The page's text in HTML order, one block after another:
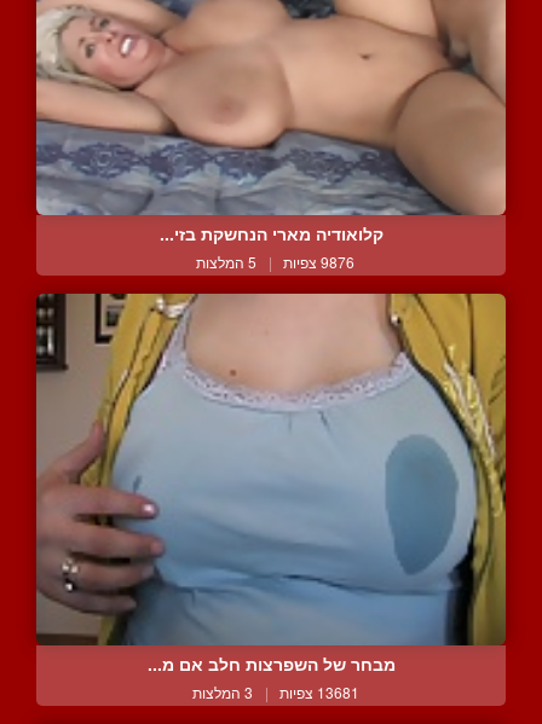
קלואודיה מארי הנחשקת בזי...
9876 צפיות | 5 המלצות
מבחר של השפרצות חלב אם מ...
13681 צפיות | 3 המלצות